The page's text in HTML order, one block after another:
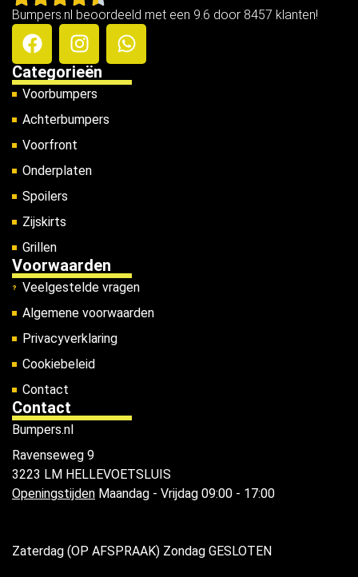
Bumpers.nl beoordeeld met een 9.6 door 8457 klanten!
Categorieën
Voorbumpers
Achterbumpers
Voorfront
Onderplaten
Spoilers
Zijskirts
Grillen
Voorwaarden
Veelgestelde vragen
Algemene voorwaarden
Privacyverklaring
Cookiebeleid
Contact
Contact
Bumpers.nl
Ravenseweg 9
3223 LM HELLEVOETSLUIS
Openingstijden Maandag - Vrijdag 09:00 - 17:00
Zaterdag (OP AFSPRAAK) Zondag GESLOTEN